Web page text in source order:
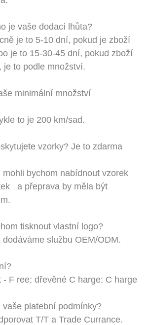
je vaše dodací lhůta?
je to 5-10 dní, pokud je zboží
je to 15-30-45 dní, pokud zboží
je to podle množství.
minimální množství
to je 200 km/sad.
vzorky? Je to zdarma
mohli bychom nabídnout vzorek
a přeprava by měla být
tisknout vlastní logo?
dodáváme službu OEM/ODM.
- F ree; dřevěné C harge; C harge
vaše platební podmínky?
T/T a Trade Currance.